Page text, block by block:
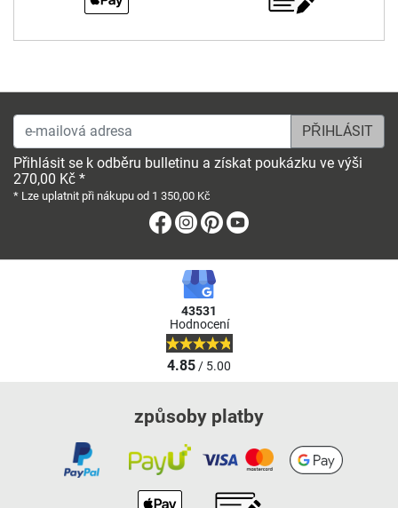
e-mailová adresa
Přihlásit se k odběru bulletinu a získat poukázku ve výši
270,00 Kč *
* Lze uplatnit při nákupu od 1 350,00 Kč
Facebook
Instagram
Pinterest
43531
Hodnocení
4.85/ 5.00
způsoby platby